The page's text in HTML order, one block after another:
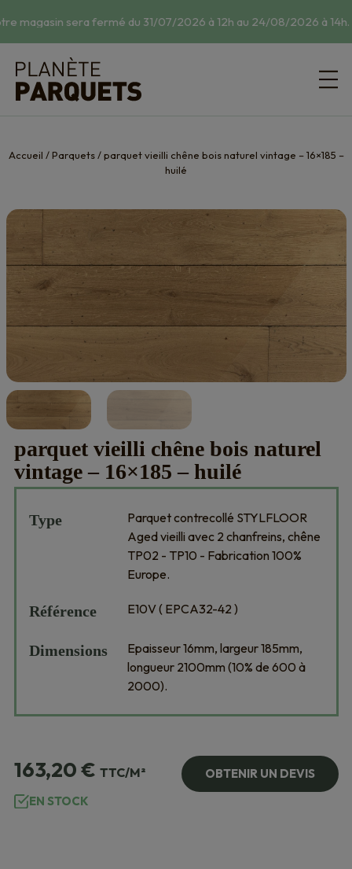
magasin sera fermé du 31/07/2026 à 12h au 24/08/2026 à 14h.
Accueil /Parquets/parquet vieilli chêne bois naturel vintage – 16×185 –
huilé
parquet vieilli chêne bois naturel
vintage – 16×185 – huilé
Type
Parquet contrecollé STYLFLOOR
Aged vieilli avec 2 chanfreins, chêne
TP02 - TP10 - Fabrication 100%
Europe.
Référence E10V ( EPCA32-42 )
Dimensions
Epaisseur 16mm, largeur 185mm,
longueur 2100mm (10% de 600 à
2000).
163,20€ TTC/M²
OBTENIR UN DEVIS
EN STOCK